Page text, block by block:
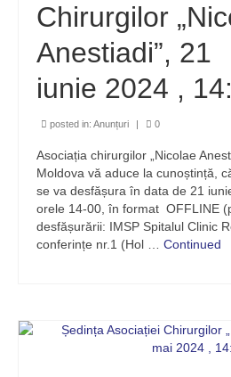
Chirurgilor
Anestiadi”, 21
iunie 2024 ,
posted in: Anunțuri | 0
Asociația chirurgilor „Nicolae
Moldova vă aduce la cunoștință,
se va desfășura în data de 21
orele 14-00, în format OFFLINE
desfășurării: IMSP Spitalul Clinic
conferințe nr.1 (Hol … Continued